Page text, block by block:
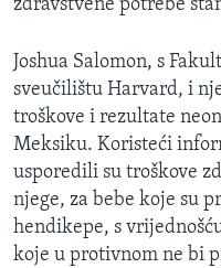
zdravstvene potrebe
Joshua Salomon, s
sveučilištu Harvard, i
troškove i rezultate
Meksiku. Koristeći
usporedili su troškove
njege, za bebe koje su
hendikepe, s
koje u protivnom ne bi